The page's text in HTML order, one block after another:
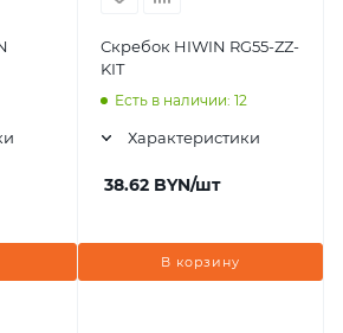
Скребок HIWIN RG55-ZZ-
KIT
Есть в наличии: 12
Характеристики
38.62 BYN/шт
В корзину